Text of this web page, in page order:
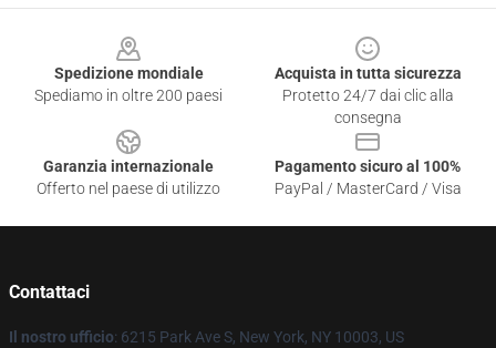
Spedizione mondiale
Spediamo in oltre 200 paesi
Acquista in tutta sicurezza
Protetto 24/7 dai clic alla
consegna
Garanzia internazionale
Offerto nel paese di utilizzo
Pagamento sicuro al 100%
PayPal / MasterCard / Visa
Contattaci
Il nostro ufficio: 6215 Park Ave S, New York, NY 10003, US